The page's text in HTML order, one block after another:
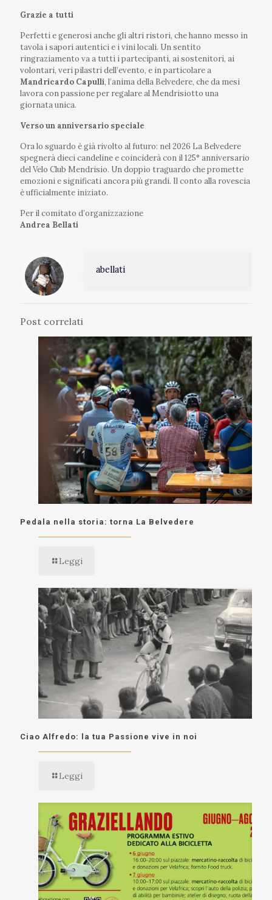
Grazie a tutti
Perfetti e generosi anche gli altri ristori, che hanno messo in
tavola i sapori autentici e i vini locali. Un sentito
ringraziamento va a tutti i partecipanti, ai sostenitori, ai
volontari, veri pilastri dell’evento, e in particolare a
Mandricardo Capulli, l’anima della Belvedere, che da mesi
lavora con passione per regalare al Mendrisiotto una
giornata unica.
Verso un anniversario speciale
Ora lo sguardo è già rivolto al futuro: nel 2026 La Belvedere
spegnerà dieci candeline e coinciderà con il 125° anniversario
del Velo Club Mendrisio. Un doppio traguardo che promette
emozioni e significati ancora più grandi. Il conto alla rovescia
è ufficialmente iniziato.
Per il comitato d’organizzazione
Andrea Bellati
abellati
Post correlati
Pedala nella storia: torna La Belvedere
Leggi
Ciao Alfredo: la tua Passione vive in noi
Leggi